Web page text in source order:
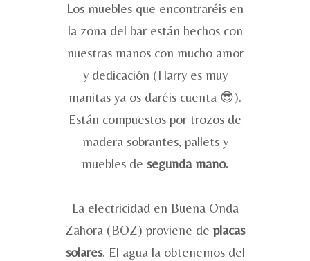
Los muebles que encontraréis en
la zona del bar están hechos con
nuestras manos con mucho amor
y dedicación (Harry es muy
manitas ya os daréis cuenta 😎).
Están compuestos por trozos de
madera sobrantes, pallets y
muebles de segunda mano.
La electricidad en Buena Onda
Zahora (BOZ) proviene de placas
solares. El agua la obtenemos del